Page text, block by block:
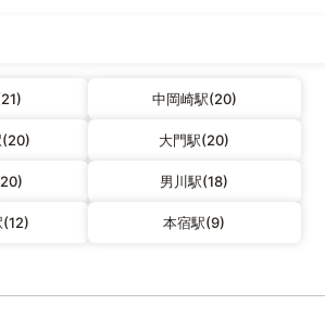
中岡崎駅(20)
(20) 大門駅(20)
男川駅(18)
(12) 本宿駅(9)